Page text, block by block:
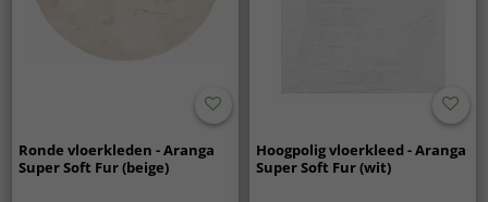
Ronde vloerkleden - Aranga
Super Soft Fur (beige)
Hoogpolig vloerkleed - Aranga
Super Soft Fur (wit)